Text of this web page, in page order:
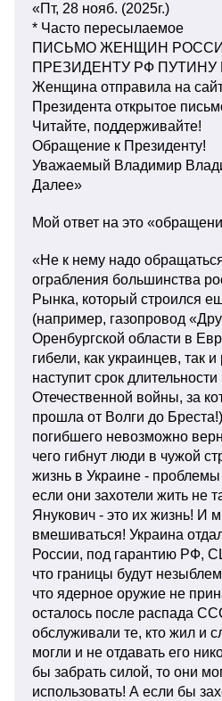
«Пт, 28 нояб. (2025г.)
* Часто пересылаемое
ПИСЬМО ЖЕНЩИН
ПРЕЗИДЕНТУ РФ ПУТИНУ
Женщина отправила на
Президента открытое
Читайте, поддерживайте!
Обращение к Президенту!
Уважаемый Владимир
Далее»
Мой ответ на это
«Не к нему надо
ограбления большинства
Рынка, который строился
(например, газопровод
Оренбургской области в
гибели, как украинцев, так
наступит срок
Отечественной войны, за
прошла от Волги до
погибшего невозможно
чего гибнут люди в чужой
жизнь в Украине -
если они захотели жить не
Янукович - это их жизнь! И
вмешиваться! Украина
России, под гарантию РФ,
что границы будут
что ядерное оружие не
осталось после распада
обслуживали те, кто жил и
могли и не отдавать его
бы забрать силой, то они
использовать! А если бы